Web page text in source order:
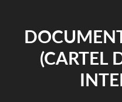
(CARTEL